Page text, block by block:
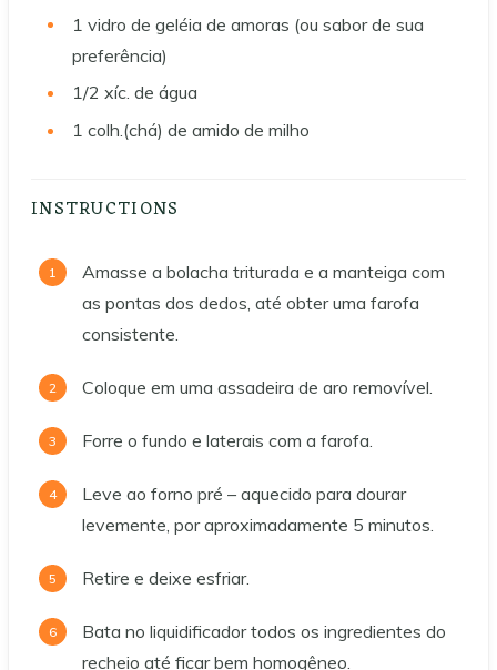
1 vidro de geléia de amoras (ou sabor de sua
preferência)
1/2 xíc. de água
1 colh.(chá) de amido de milho
INSTRUCTIONS
Amasse a bolacha triturada e a manteiga com
as pontas dos dedos, até obter uma farofa
consistente.
Coloque em uma assadeira de aro removível.
Forre o fundo e laterais com a farofa.
Leve ao forno pré – aquecido para dourar
levemente, por aproximadamente 5 minutos.
Retire e deixe esfriar.
Bata no liquidificador todos os ingredientes do
recheio até ficar bem homogêneo.